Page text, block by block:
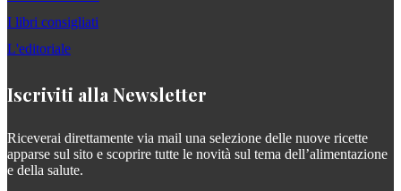
I libri consigliati
L'editoriale
Iscriviti alla Newsletter
Riceverai direttamente via mail una selezione delle nuove ricette
apparse sul sito e scoprire tutte le novità sul tema dell’alimentazione
e della salute.